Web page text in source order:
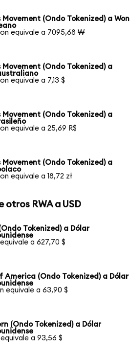
Movement (Ondo Tokenized) a Won
equivale a 7095,68 ₩
Movement (Ondo Tokenized) a
equivale a 7,13 $
Movement (Ondo Tokenized) a
equivale a 25,69 R$
Movement (Ondo Tokenized) a
equivale a 18,72 zł
otros RWA a USD
Tokenized) a Dólar
equivale a 627,70 $
America (Ondo Tokenized) a Dólar
equivale a 63,90 $
(Ondo Tokenized) a Dólar
equivale a 93,56 $